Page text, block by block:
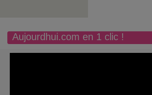
Aujourdhui.com en 1 clic !